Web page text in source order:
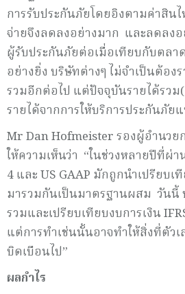
การรับประกันภัยโดยอิงตามค่าสิน
จ่ายจึงลดลงอย่างมาก และลดลง
ผู้รับประกันภัยต่อเมื่อเทียบกับตลา
อย่างยิ่ง บริษัทต่างๆ ไม่จำเป็นต้อง
รวมอีกต่อไป แต่ปัจจุบันรายได้รวม
รายได้จากการให้บริการประกันภัย
Mr Dan Hofmeister รองผู้อำนวย
ให้ความเห็นว่า “ในช่วงหลายปีที่ผ่
4 และ US GAAP มักถูกนำเปรียบ
มารวมกันเป็นมาตรฐานผสม วันนี้
รวมและเปรียบเทียบงบการเงิน
แต่การทำเช่นนั้นอาจทำให้สิ่งที่ตัว
บิดเบือนไป”
ผลกำไร